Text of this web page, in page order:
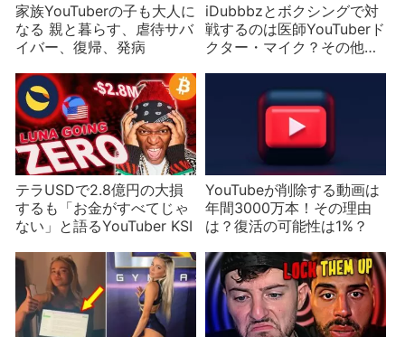
家族YouTuberの子も大人に
なる 親と暮らす、虐待サバ
イバー、復帰、発病
iDubbbzとボクシングで対
戦するのは医師YouTuberド
クター・マイク？その他の
テラUSDで2.8億円の大損
するも「お金がすべてじゃ
ない」と語るYouTuber KSI
YouTubeが削除する動画は
年間3000万本！その理由
は？復活の可能性は1%？